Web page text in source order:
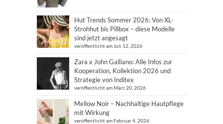
Hut Trends Sommer 2026: Von XL-
Strohhut bis Pillbox – diese Modelle
sind jetzt angesagt
veröffentlicht am Juli 12, 2026
Zara x John Galliano: Alle Infos zur
Kooperation, Kollektion 2026 und
Strategie von Inditex
veröffentlicht am März 20, 2026
Mellow Noir – Nachhaltige Hautpflege
mit Wirkung
veröffentlicht am Februar 4, 2026